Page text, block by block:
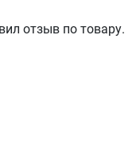
отзыв по товару.